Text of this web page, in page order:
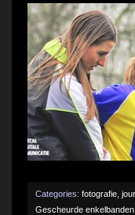
Categories: fotografie
Gescheurde enkelbanden